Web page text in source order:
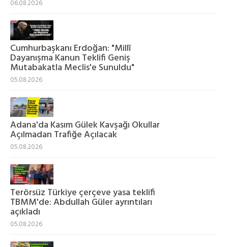
06.08.2026
Cumhurbaşkanı Erdoğan: "Millî
Dayanışma Kanun Teklifi Geniş
Mutabakatla Meclis'e Sunuldu"
05.08.2026
Adana'da Kasım Gülek Kavşağı Okullar
Açılmadan Trafiğe Açılacak
05.08.2026
Terörsüz Türkiye çerçeve yasa teklifi
TBMM'de: Abdullah Güler ayrıntıları
açıkladı
05.08.2026